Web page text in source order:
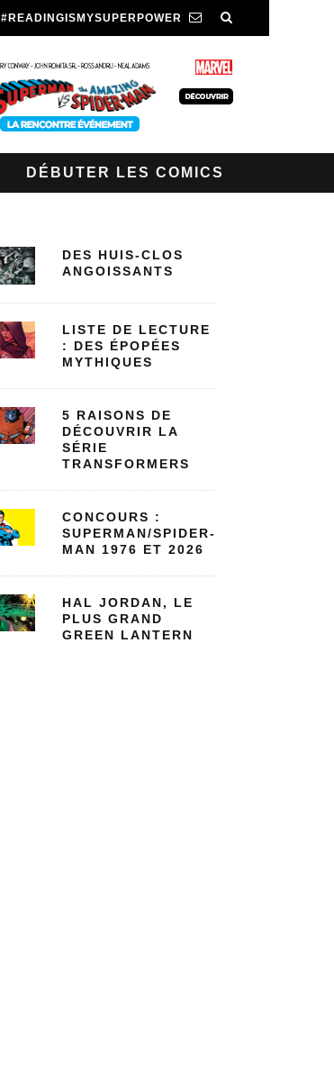
#READINGISMYSUPERPOWER
DÉBUTER LES COMICS
DES HUIS-CLOS
ANGOISSANTS
LISTE DE LECTURE
: DES ÉPOPÉES
MYTHIQUES
5 RAISONS DE
DÉCOUVRIR LA
SÉRIE
TRANSFORMERS
CONCOURS :
SUPERMAN/SPIDER-
MAN 1976 ET 2026
HAL JORDAN, LE
PLUS GRAND
GREEN LANTERN